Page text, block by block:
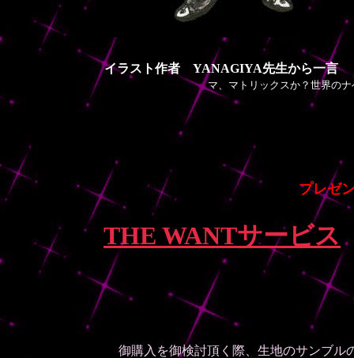
イラスト作者 YANAGIYA先生から一言
マ、マトリックスか？世界のナ
プレゼ
THE WANTサービス
御購入を御検討頂く際、生地のサンブル